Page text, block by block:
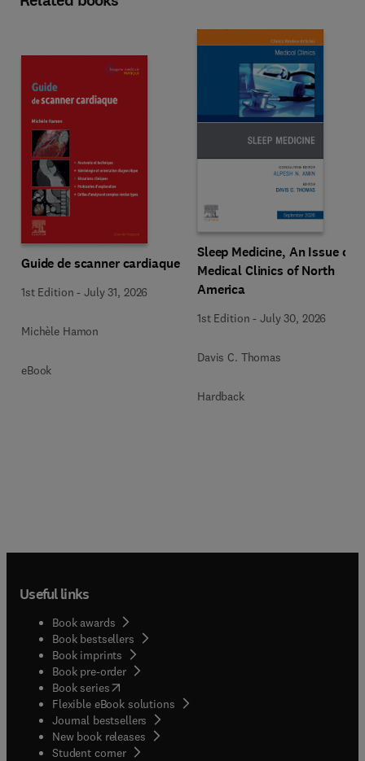
Guide de scanner cardiaque
1st Edition -July 31, 2026
Michèle Hamon
eBook
Sleep Medicine, An Issue of
Medical Clinics of North
America
1st Edition -July 30, 2026
Davis C. Thomas
Hardback
Useful links
Book awards
Book bestsellers
Book imprints
Book pre-order
Book series(opens in new tab/window
Flexible eBook solutions
Journal bestsellers
New book releases
Student corner( opens in new tab/window